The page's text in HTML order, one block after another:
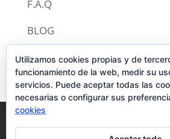
F.A.Q
BLOG
CONTACTO
Utilizamos cookies propias y de
funcionamiento de la web, medir su
servicios. Puede aceptar todas las
necesarias o configurar sus
cookies